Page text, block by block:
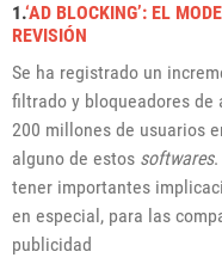
1.‘AD BLOCKING’: EL
REVISIÓN
Se ha registrado un
filtrado y bloqueadores de
200 millones de usuarios
alguno de estos softwares.
tener importantes
en especial, para las
publicidad